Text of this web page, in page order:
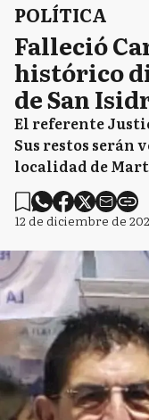
POLÍTICA
Falleció
histórico
de San
El referente
Sus restos serán
localidad de
12 de diciembre de